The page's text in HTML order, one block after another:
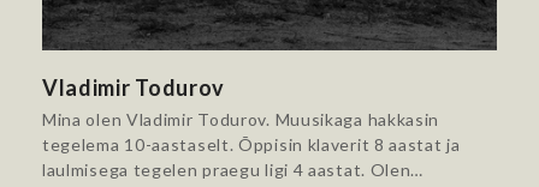
Vladimir Todurov
Mina olen Vladimir Todurov. Muusikaga hakkasin
tegelema 10-aastaselt. Õppisin klaverit 8 aastat ja
laulmisega tegelen praegu ligi 4 aastat. Olen…